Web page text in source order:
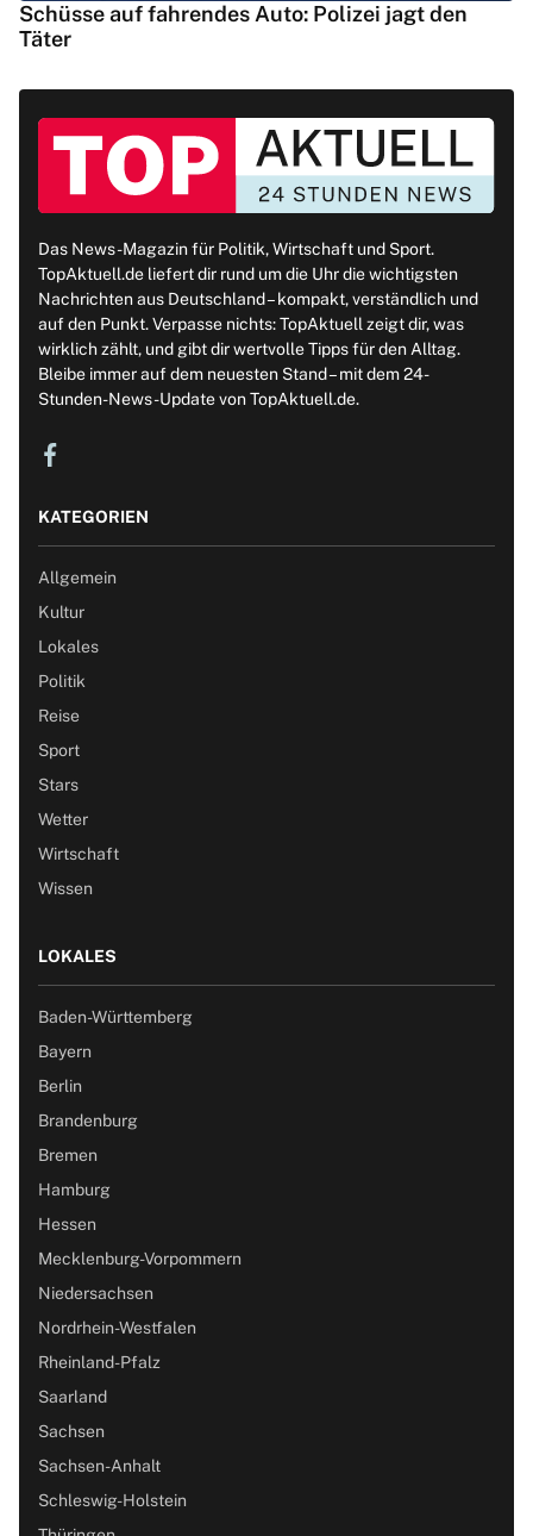
Schüsse auf fahrendes Auto: Polizei jagt den
Täter
Das News-Magazin für Politik, Wirtschaft und Sport.
TopAktuell.de liefert dir rund um die Uhr die wichtigsten
Nachrichten aus Deutschland – kompakt, verständlich und
auf den Punkt. Verpasse nichts: TopAktuell zeigt dir, was
wirklich zählt, und gibt dir wertvolle Tipps für den Alltag.
Bleibe immer auf dem neuesten Stand – mit dem 24-
Stunden-News-Update von TopAktuell.de.
KATEGORIEN
Allgemein
Kultur
Lokales
Politik
Reise
Sport
Stars
Wetter
Wirtschaft
Wissen
LOKALES
Baden-Württemberg
Bayern
Berlin
Brandenburg
Bremen
Hamburg
Hessen
Mecklenburg-Vorpommern
Niedersachsen
Nordrhein-Westfalen
Rheinland-Pfalz
Saarland
Sachsen
Sachsen-Anhalt
Schleswig-Holstein